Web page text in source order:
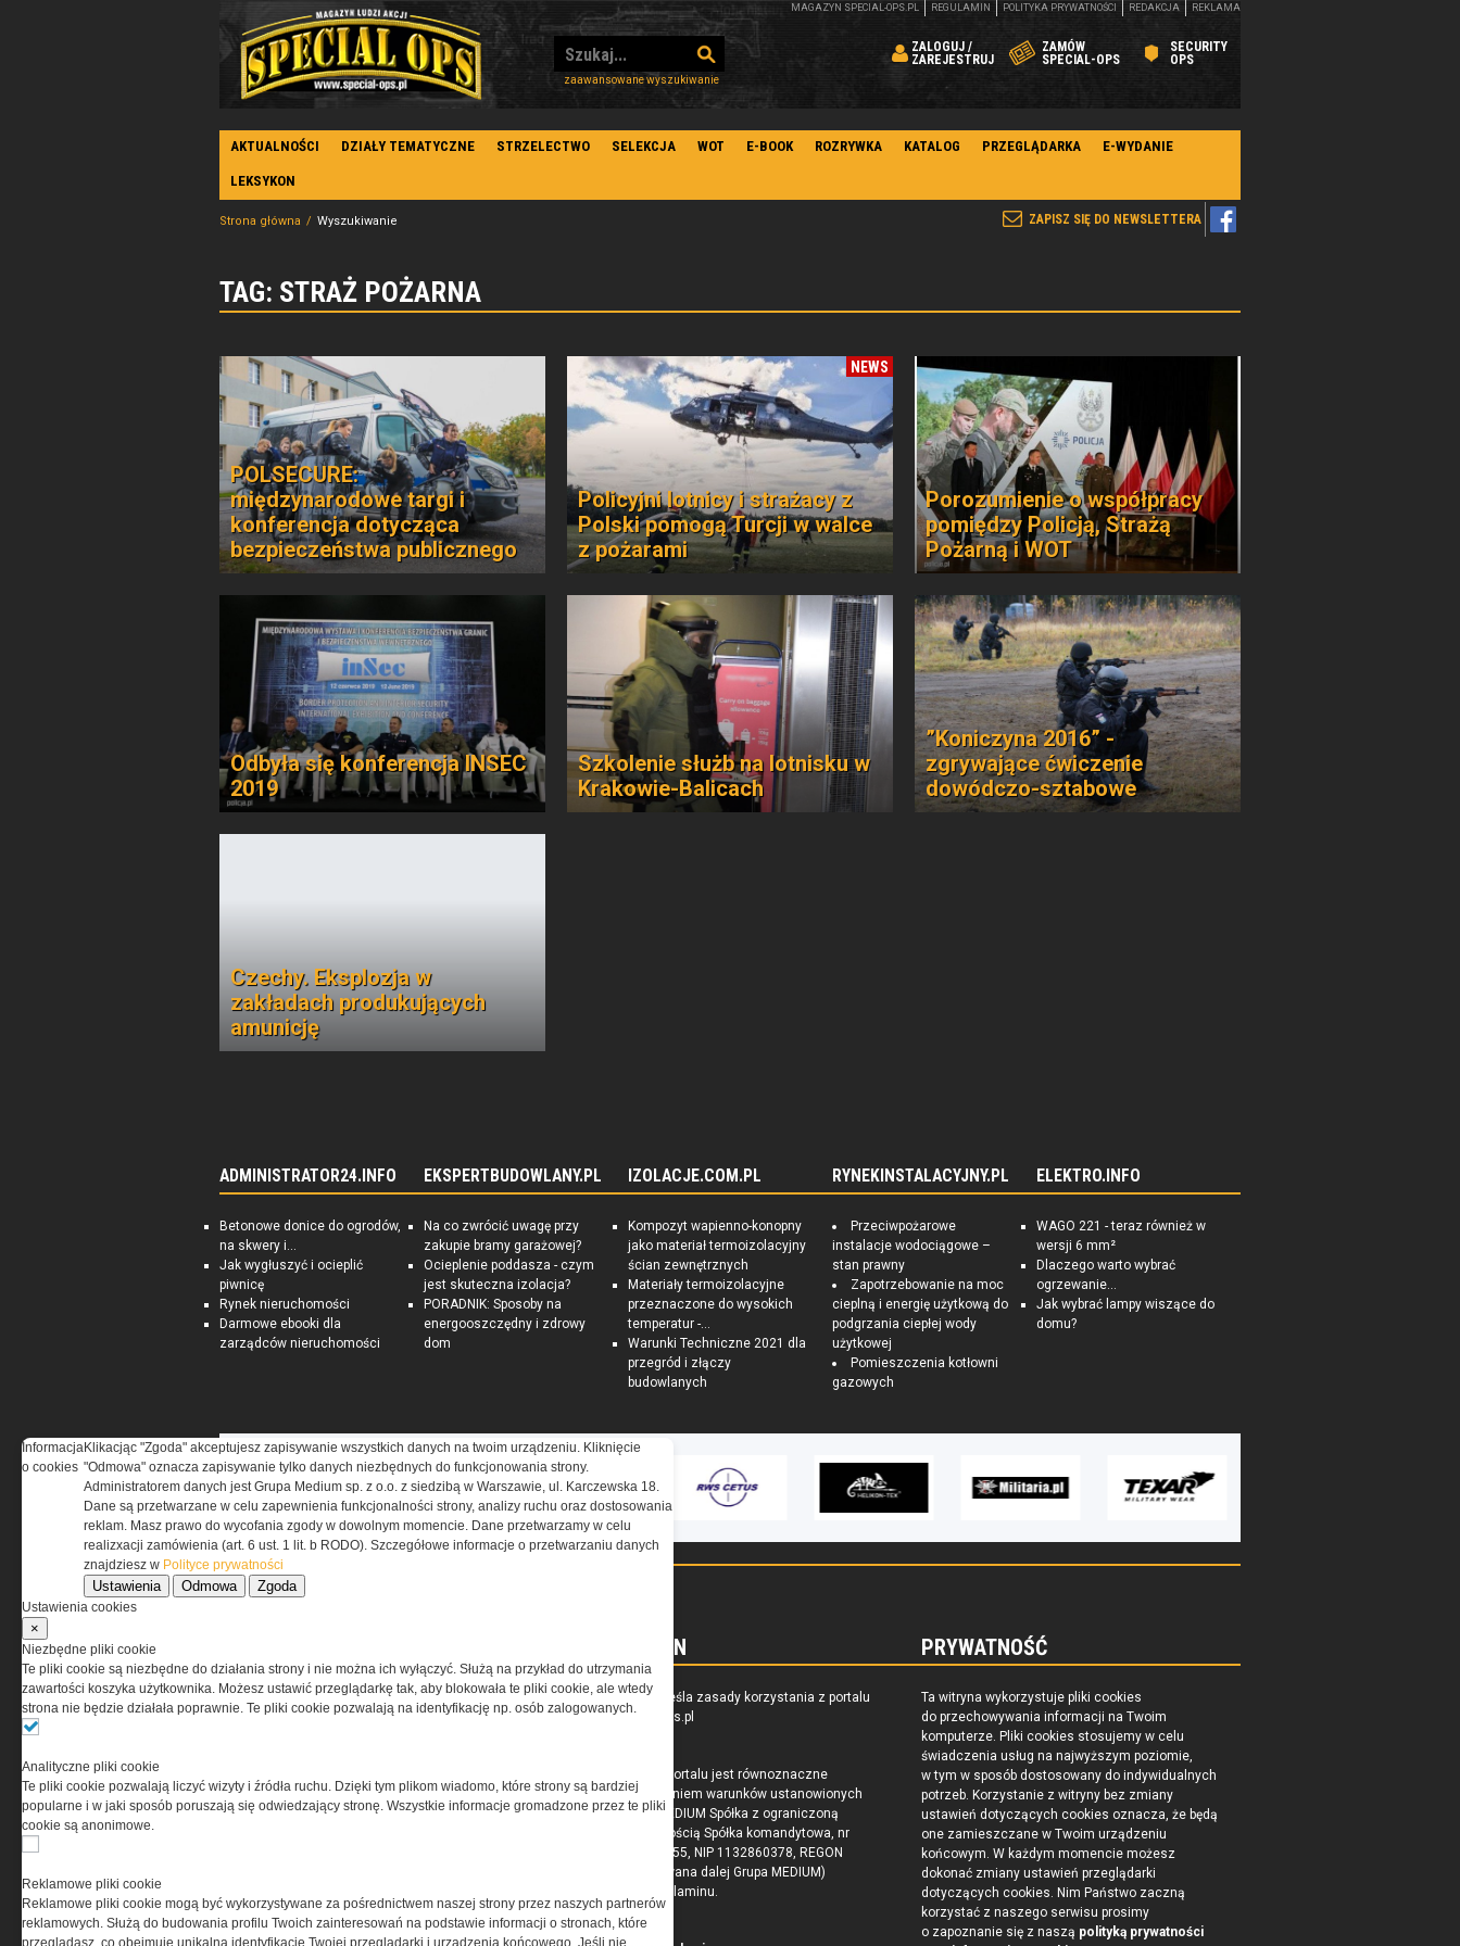
zaawansowane wyszukiwanie
ZALOGUJ /
ZAREJESTRUJ
ZAMÓW
SPECIAL-OPS
SECURITY
OPS
MAGAZYN SPECIAL-OPS.PL REGULAMIN POLITYKA PRYWATNOŚCI REDAKCJA REKLAMA
AKTUALNOŚCI DZIAŁY TEMATYCZNE STRZELECTWO SELEKCJA WOT E-BOOK ROZRYWKA KATALOG PRZEGLĄDARKA E-WYDANIE
LEKSYKON
ZAPISZ SIĘ DO NEWSLETTERA
Strona główna Wyszukiwanie
TAG: STRAŻ POŻARNA
POLSECURE:
międzynarodowe targi i
konferencja dotycząca
bezpieczeństwa publicznego
NEWS
Policyjni lotnicy i strażacy z
Polski pomogą Turcji w walce
z pożarami
Porozumienie o współpracy
pomiędzy Policją, Strażą
Pożarną i WOT
Odbyła się konferencja INSEC
2019
Szkolenie służb na lotnisku w
Krakowie-Balicach
”Koniczyna 2016” -
zgrywające ćwiczenie
dowódczo-sztabowe
Czechy. Eksplozja w
zakładach produkujących
amunicję
ADMINISTRATOR24.INFO
Betonowe donice do ogrodów,
na skwery i...
Jak wygłuszyć i ocieplić
piwnicę
Rynek nieruchomości
Darmowe ebooki dla
zarządców nieruchomości
EKSPERTBUDOWLANY.PL
Na co zwrócić uwagę przy
zakupie bramy garażowej?
Ocieplenie poddasza - czym
jest skuteczna izolacja?
PORADNIK: Sposoby na
energooszczędny i zdrowy
dom
IZOLACJE.COM.PL
Kompozyt wapienno-konopny
jako materiał termoizolacyjny
ścian zewnętrznych
Materiały termoizolacyjne
przeznaczone do wysokich
temperatur -...
Warunki Techniczne 2021 dla
przegród i złączy
budowlanych
RYNEKINSTALACYJNY.PL
Przeciwpożarowe
instalacje wodociągowe –
stan prawny
Zapotrzebowanie na moc
cieplną i energię użytkową do
podgrzania ciepłej wody
użytkowej
Pomieszczenia kotłowni
gazowych
ELEKTRO.INFO
WAGO 221 - teraz również w
wersji 6 mm²
Dlaczego warto wybrać
ogrzewanie...
Jak wybrać lampy wiszące do
domu?
Codzienne źródło informacji o taktyce, szkoleniu,
misjach bojowych, uzbrojeniu, umundurowaniu
REGULAMIN
Regulamin określa zasady korzystania z portalu
www.special-ops.pl
Korzystanie z portalu jest równoznaczne
z zaakceptowaniem warunków ustanowionych
przez Grupa MEDIUM Spółka z ograniczoną
odpowiedzialnością Spółka komandytowa, nr
KRS: 0000537655, NIP 1132860378, REGON
146393437 (zwana dalej Grupa MEDIUM)
w postaci Regulaminu.
PRYWATNOŚĆ
Ta witryna wykorzystuje pliki cookies
do przechowywania informacji na Twoim
komputerze. Pliki cookies stosujemy w celu
świadczenia usług na najwyższym poziomie,
w tym w sposób dostosowany do indywidualnych
potrzeb. Korzystanie z witryny bez zmiany
ustawień dotyczących cookies oznacza, że będą
one zamieszczane w Twoim urządzeniu
końcowym. W każdym momencie możesz
dokonać zmiany ustawień przeglądarki
dotyczących cookies. Nim Państwo zaczną
korzystać z naszego serwisu prosimy
o zapoznanie się z naszą polityką prywatności
Informacja
o cookies
Klikacjąc "Zgoda" akceptujesz zapisywanie wszystkich danych na twoim urządzeniu. Kliknięcie
"Odmowa" oznacza zapisywanie tylko danych niezbędnych do funkcjonowania strony.
Administratorem danych jest Grupa Medium sp. z o.o. z siedzibą w Warszawie, ul. Karczewska 18.
Dane są przetwarzane w celu zapewnienia funkcjonalności strony, analizy ruchu oraz dostosowania
reklam. Masz prawo do wycofania zgody w dowolnym momencie. Dane przetwarzamy w celu
realizxacji zamówienia (art. 6 ust. 1 lit. b RODO). Szczegółowe informacje o przetwarzaniu danych
znajdziesz w Polityce prywatności
Ustawienia Odmowa Zgoda
Ustawienia cookies
×
Niezbędne pliki cookie
Te pliki cookie są niezbędne do działania strony i nie można ich wyłączyć. Służą na przykład do utrzymania
zawartości koszyka użytkownika. Możesz ustawić przeglądarkę tak, aby blokowała te pliki cookie, ale wtedy
strona nie będzie działała poprawnie. Te pliki cookie pozwalają na identyfikację np. osób zalogowanych.
Analityczne pliki cookie
Te pliki cookie pozwalają liczyć wizyty i źródła ruchu. Dzięki tym plikom wiadomo, które strony są bardziej
popularne i w jaki sposób poruszają się odwiedzający stronę. Wszystkie informacje gromadzone przez te pliki
cookie są anonimowe.
Reklamowe pliki cookie
Reklamowe pliki cookie mogą być wykorzystywane za pośrednictwem naszej strony przez naszych partnerów
reklamowych. Służą do budowania profilu Twoich zainteresowań na podstawie informacji o stronach, które
przeglądasz, co obejmuje unikalną identyfikację Twojej przeglądarki i urządzenia końcowego. Jeśli nie